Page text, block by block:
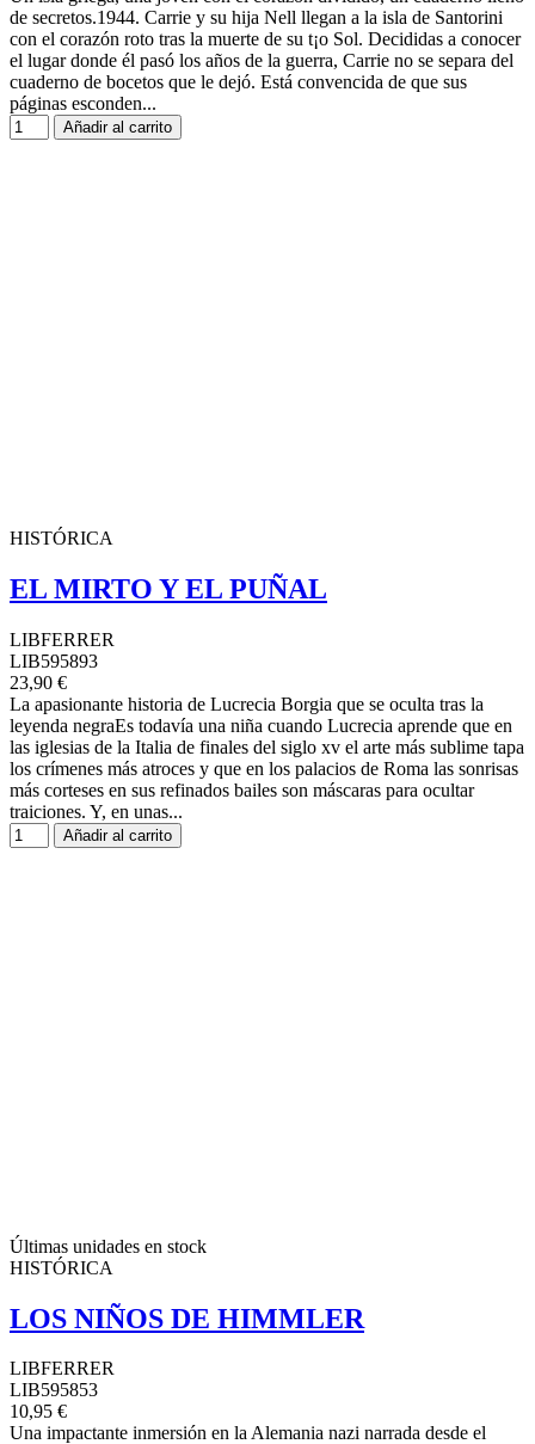
de secretos.1944. Carrie y su hija Nell llegan a la isla de Santorini
con el corazón roto tras la muerte de su t¡o Sol. Decididas a conocer
el lugar donde él pasó los años de la guerra, Carrie no se separa del
cuaderno de bocetos que le dejó. Está convencida de que sus
páginas esconden...
Añadir al carrito
HISTÓRICA
EL MIRTO Y EL PUÑAL
LIBFERRER
LIB595893
23,90 €
La apasionante historia de Lucrecia Borgia que se oculta tras la
leyenda negraEs todavía una niña cuando Lucrecia aprende que en
las iglesias de la Italia de finales del siglo xv el arte más sublime tapa
los crímenes más atroces y que en los palacios de Roma las sonrisas
más corteses en sus refinados bailes son máscaras para ocultar
traiciones. Y, en unas...
Añadir al carrito
Últimas unidades en stock
HISTÓRICA
LOS NIÑOS DE HIMMLER
LIBFERRER
LIB595853
10,95 €
Una impactante inmersión en la Alemania nazi narrada desde el